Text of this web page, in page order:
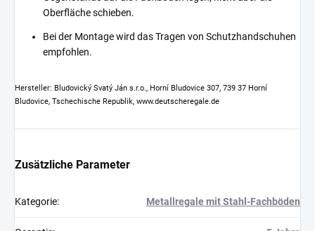
Oberfläche schieben.
Bei der Montage wird das Tragen von Schutzhandschuhen
empfohlen.
Hersteller: Bludovický Svatý Ján s.r.o., Horní Bludovice 307, 739 37 Horní
Bludovice, Tschechische Republik, www.deutscheregale.de
Zusätzliche Parameter
Kategorie: Metallregale mit Stahl-Fachböden